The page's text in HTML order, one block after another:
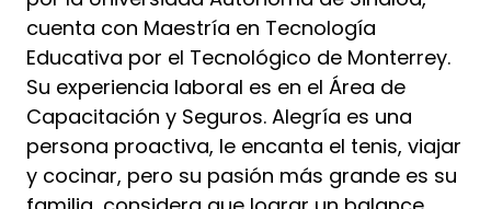
cuenta con Maestría en Tecnología
Educativa por el Tecnológico de Monterrey.
Su experiencia laboral es en el Área de
Capacitación y Seguros. Alegría es una
persona proactiva, le encanta el tenis, viajar
y cocinar, pero su pasión más grande es su